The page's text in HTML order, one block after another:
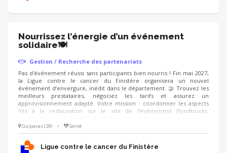
Nourrissez l’énergie d’un événement
solidaire🍽️
Gestion / Recherche des partenariats
Pas d’événement réussi sans participants bien nourris ! Fin mai 2027,
la Ligue contre le cancer du Finistère organisera un nouvel
événement d’envergure, inédit dans le département. 🤝 Trouvez les
meilleurs prestataires, négociez les tarifs et assurez un
approvisionnement adapté. Votre mission : coordonner les aspects
liés à la restauration sur le site de l’événement (foodtrucks,
pour obtenir des dons en nature, et proposer une offre conviviale,
accessible et équilibrée. On recherche : un·e négociateur·rice
organisé·e, qui aime le contact avec les commerçants et sait gérer les
stocks 📋
Guipavas (29) • Santé
Ligue contre le cancer du Finistère